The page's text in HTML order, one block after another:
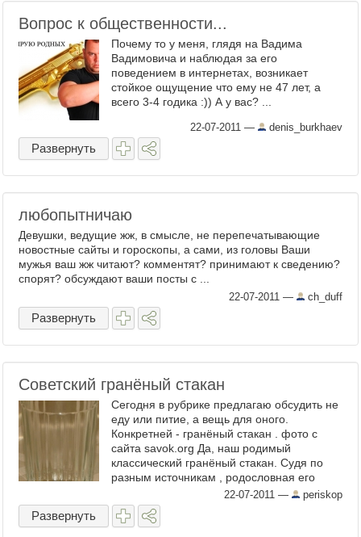
Вопрос к общественности...
Почему то у меня, глядя на Вадима
Вадимовича и наблюдая за его
поведением в интернетах, возникает
стойкое ощущение что ему не 47 лет, а
всего 3-4 годика :)) А у вас? ...
22-07-2011 — denis_burkhaev
Развернуть
любопытничаю
Девушки, ведущие жж, в смысле, не перепечатывающие
новостные сайты и гороскопы, а сами, из головы Ваши
мужья ваш жж читают? комментят? принимают к сведению?
спорят? обсуждают ваши посты с ...
22-07-2011 — ch_duff
Развернуть
Советский гранёный стакан
Сегодня в рубрике предлагаю обсудить не
еду или питие, а вещь для оного.
Конкретней - гранёный стакан . фото с
сайта savok.org Да, наш родимый
классический гранёный стакан. Судя по
разным источникам , родословная его
ведётся с 1943 года, а потом его ...
22-07-2011 — periskop
Развернуть